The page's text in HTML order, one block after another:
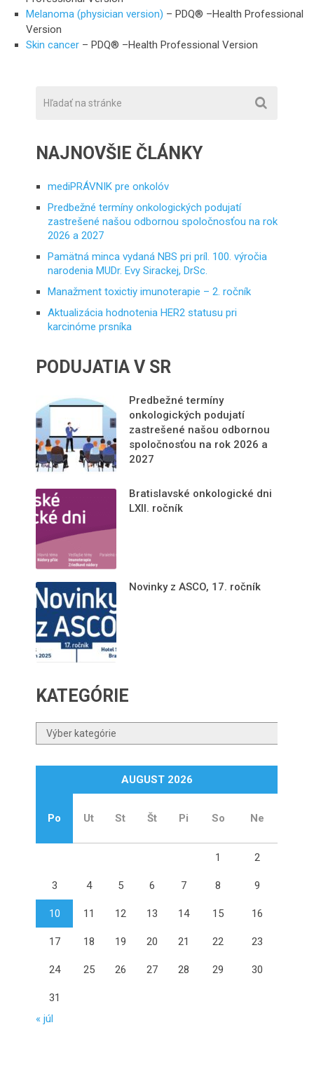
Melanoma (physician version) – PDQ® –Health Professional
Version
Skin cancer – PDQ® –Health Professional Version
NAJNOVŠIE ČLÁNKY
mediPRÁVNIK pre onkolóv
Predbežné termíny onkologických podujatí
zastrešené našou odbornou spoločnosťou na rok
2026 a 2027
Pamätná minca vydaná NBS pri príl. 100. výročia
narodenia MUDr. Evy Sirackej, DrSc.
Manažment toxictiy imunoterapie – 2. ročník
Aktualizácia hodnotenia HER2 statusu pri
karcinóme prsníka
PODUJATIA V SR
Predbežné termíny
onkologických podujatí
zastrešené našou odbornou
spoločnosťou na rok 2026 a
2027
Bratislavské onkologické dni
LXII. ročník
Novinky z ASCO, 17. ročník
KATEGÓRIE
Kategórie
AUGUST 2026
Po Ut St Št Pi So Ne
1 2
3 4 5 6 7 8 9
10 11 12 13 14 15 16
17 18 19 20 21 22 23
24 25 26 27 28 29 30
31
« júl